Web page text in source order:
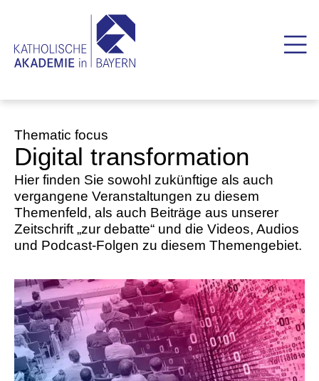
Thematic focus
Digital transformation
Hier finden Sie sowohl zukünftige als auch
vergangene Veranstaltungen zu diesem
Themenfeld, als auch Beiträge aus unserer
Zeitschrift „zur debatte“ und die Videos, Audios
und Podcast-Folgen zu diesem Themengebiet.